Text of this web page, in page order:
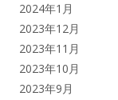
2024年1月
2023年12月
2023年11月
2023年10月
2023年9月